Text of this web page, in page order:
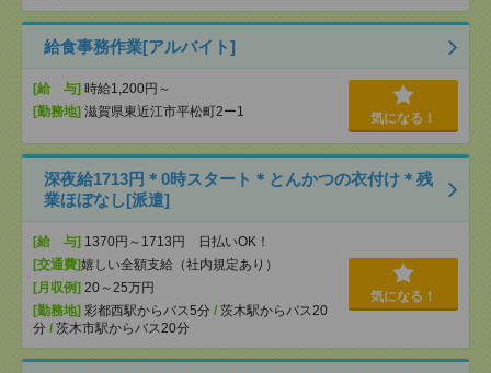
給食事務作業[アルバイト]
[給 与] 時給1,200円～
[勤務地] 滋賀県東近江市平松町2ー1 気になる！
深夜給1713円＊0時スタート＊とんかつの衣付け＊残
業ほぼなし[派遣]
[給 与] 1370円～1713円 日払いOK！
[交通費]嬉しい全額支給（社内規定あり）
[月収例] 20～25万円
[勤務地] 彩都西駅からバス5分 / 茨木駅からバス20
分 / 茨木市駅からバス20分
気になる！